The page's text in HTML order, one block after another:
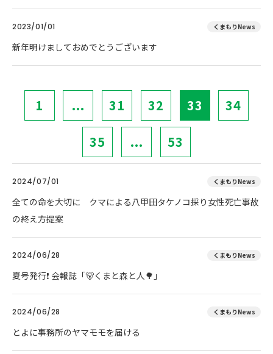
2023/01/01 くまもりNews
新年明けましておめでとうございます
1 ... 31 32 33 34
35 ... 53
2024/07/01 くまもりNews
全ての命を大切に クマによる八甲田タケノコ採り女性死亡事故
の終え方提案
2024/06/28 くまもりNews
夏号発行❗️ 会報誌「🐻くまと森と人🌳」
2024/06/28 くまもりNews
とよに事務所のヤマモモを届ける